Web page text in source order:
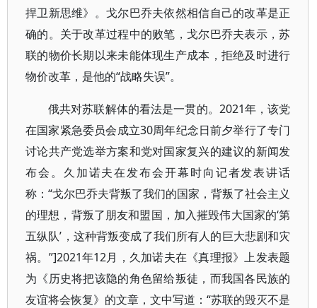
捍卫新思维》。戈尔巴乔夫依然相信自己的改革是正
确的。关于改革过程中的败笔，戈尔巴乔夫表示，苏
联的物价长期以来未能体现生产成本，拒绝及时进行
物价改革，是他的“战略失误”。
俄共对苏联解体的看法是一贯的。2021年，该党
在国家紧急委员会成立30周年纪念日前夕举行了专门
讨论共产党选举方案和党对国家复兴的建议的新闻发
布会。久加诺夫在发布会开幕时向记者发表讲话
称：“戈尔巴乔夫背叛了我们的国家，背叛了社会主义
的理想，背叛了朋友和盟国，加入摧毁伟大国家的‘第
五纵队’，这种背叛变成了我们所有人的巨大悲剧和灾
祸。”]2021年12月，久加诺夫在《真理报》上发表题
为《历史将把该隐的角色留给叛徒，而我国各民族的
友谊将会恢复》的文章，文中写道：“苏联的毁灭不是